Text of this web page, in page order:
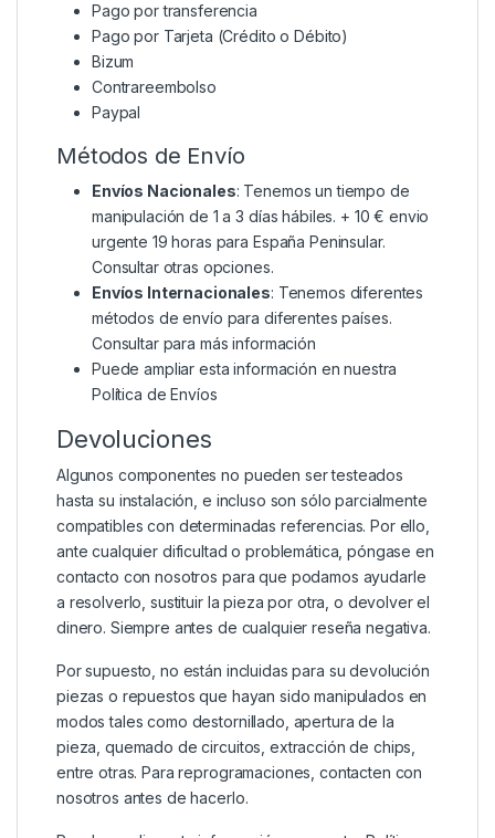
Pago por transferencia
Pago por Tarjeta (Crédito o Débito)
Bizum
Contrareembolso
Paypal
Métodos de Envío
Envíos Nacionales: Tenemos un tiempo de
manipulación de 1 a 3 días hábiles. + 10 € envio
urgente 19 horas para España Peninsular.
Consultar otras opciones.
Envíos Internacionales: Tenemos diferentes
métodos de envío para diferentes países.
Consultar para más información
Puede ampliar esta información en nuestra
Política de Envíos
Devoluciones
Algunos componentes no pueden ser testeados
hasta su instalación, e incluso son sólo parcialmente
compatibles con determinadas referencias. Por ello,
ante cualquier dificultad o problemática, póngase en
contacto con nosotros para que podamos ayudarle
a resolverlo, sustituir la pieza por otra, o devolver el
dinero. Siempre antes de cualquier reseña negativa.
Por supuesto, no están incluidas para su devolución
piezas o repuestos que hayan sido manipulados en
modos tales como destornillado, apertura de la
pieza, quemado de circuitos, extracción de chips,
entre otras. Para reprogramaciones, contacten con
nosotros antes de hacerlo.